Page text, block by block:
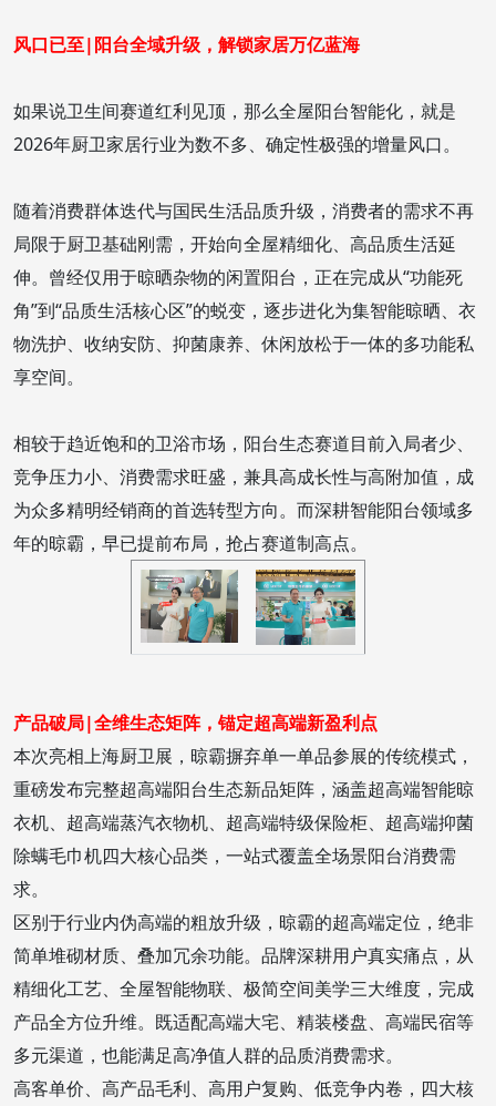
风口已至|阳台全域升级，解锁家居万亿蓝海
如果说卫生间赛道红利见顶，那么全屋阳台智能化，就是
2026年厨卫家居行业为数不多、确定性极强的增量风口。
随着消费群体迭代与国民生活品质升级，消费者的需求不再
局限于厨卫基础刚需，开始向全屋精细化、高品质生活延
伸。曾经仅用于晾晒杂物的闲置阳台，正在完成从“功能死
角”到“品质生活核心区”的蜕变，逐步进化为集智能晾晒、衣
物洗护、收纳安防、抑菌康养、休闲放松于一体的多功能私
享空间。
相较于趋近饱和的卫浴市场，阳台生态赛道目前入局者少、
竞争压力小、消费需求旺盛，兼具高成长性与高附加值，成
为众多精明经销商的首选转型方向。而深耕智能阳台领域多
年的晾霸，早已提前布局，抢占赛道制高点。
产品破局|全维生态矩阵，锚定超高端新盈利点
本次亮相上海厨卫展，晾霸摒弃单一单品参展的传统模式，
重磅发布完整超高端阳台生态新品矩阵，涵盖超高端智能晾
衣机、超高端蒸汽衣物机、超高端特级保险柜、超高端抑菌
除螨毛巾机四大核心品类，一站式覆盖全场景阳台消费需
求。
区别于行业内伪高端的粗放升级，晾霸的超高端定位，绝非
简单堆砌材质、叠加冗余功能。品牌深耕用户真实痛点，从
精细化工艺、全屋智能物联、极简空间美学三大维度，完成
产品全方位升维。既适配高端大宅、精装楼盘、高端民宿等
多元渠道，也能满足高净值人群的品质消费需求。
高客单价、高产品毛利、高用户复购、低竞争内卷，四大核